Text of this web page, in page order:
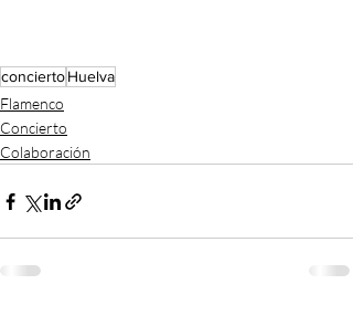
conciertoHuelva
Flamenco
Concierto
Colaboración